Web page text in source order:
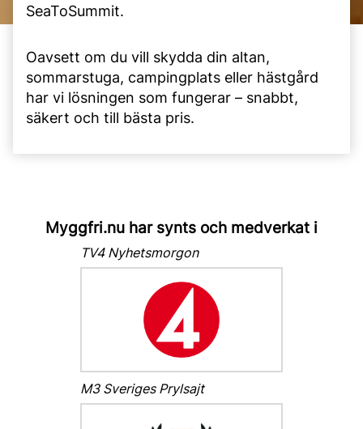
SeaToSummit.
Oavsett om du vill skydda din altan,
sommarstuga, campingplats eller hästgård
har vi lösningen som fungerar – snabbt,
säkert och till bästa pris.
Myggfri.nu har synts och medverkat i
TV4 Nyhetsmorgon
M3 Sveriges Prylsajt